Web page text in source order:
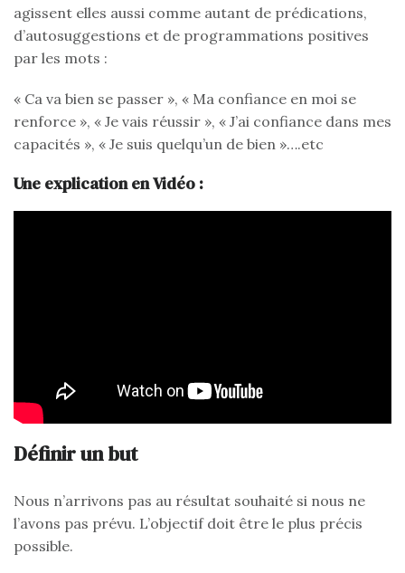
agissent elles aussi comme autant de prédications,
d’autosuggestions et de programmations positives
par les mots :
« Ca va bien se passer », « Ma confiance en moi se
renforce », « Je vais réussir », « J’ai confiance dans mes
capacités », « Je suis quelqu’un de bien »….etc
Une explication en Vidéo :
Définir un but
Nous n’arrivons pas au résultat souhaité si nous ne
l’avons pas prévu. L’objectif doit être le plus précis
possible.